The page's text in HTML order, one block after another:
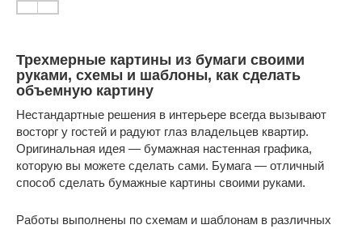
Трехмерные картины из бумаги своими
руками, схемы и шаблоны, как сделать
объемную картину
Нестандартные решения в интерьере всегда вызывают
восторг у гостей и радуют глаз владельцев квартир.
Оригинальная идея — бумажная настенная графика,
которую вы можете сделать сами. Бумага — отличный
способ сделать бумажные картины своими руками.
Работы выполнены по схемам и шаблонам в различных